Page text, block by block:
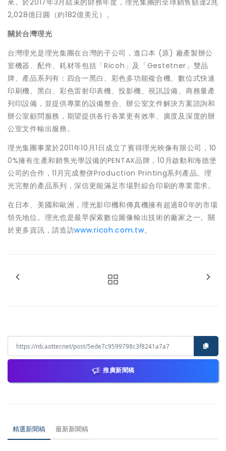
來。於2017年3月結束的財務年度，理光集團的全球銷售額達2兆
2,028億日圓（約182億美元）。
關於台灣理光
台灣理光是理光集團在台灣的子公司，進口本 (原) 廠產製辦公
室機器、配件、耗材等包括「Ricoh」及「Gestetner」雙品
牌、產品系列有：四合一黑白、彩色多功能複合機、數位式快速
印刷機、黑白、彩色雷射印表機、投影機、視訊設備、商務量產
列印設備，並提供專業的設備整合、辦公室文件解決方案諮詢和
辦公室顧問服務，期望提供各行各業更有效率、廣度及深度的辦
公室文件輸出服務。
理光集團事業於2011年10月1日成立了賓得理光映像有限公司，10
0%擁有生產和銷售光學設備的PENTAX品牌，10月啟動和海德堡
公司的合作，11月完成整併Production Printing系列產品。理
光完整的產品系列，深信更能滿足市場對綜合印刷的專業需求。
在日本、美國和歐洲，理光影印機和傳真機擁有超過80年的市場
領先地位。理光也是最早探索數位圖像輸出技術的廠家之一。關
於更多資訊，請造訪www.ricoh.com.tw。
推廣新聞稿
精選新聞稿 最新新聞稿